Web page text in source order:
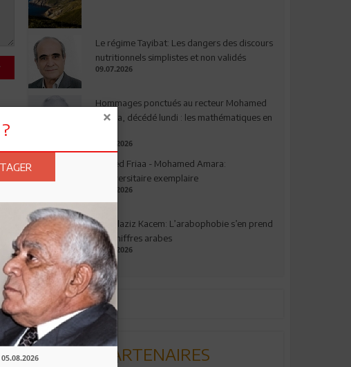
Le régime Tayibat: Les dangers des discours
nutritionnels simplistes et non validés
09.07.2026
Hommages ponctués au recteur Mohamed
Amara, décédé lundi : les mathématiques en
03.08.2026
Ahmed Friaa - Mohamed Amara:
l’Universitaire exemplaire
04.08.2026
Abdelaziz Kacem: L’arabophobie s’en prend
aux chiffres arabes
09.07.2026
PARTENAIRES